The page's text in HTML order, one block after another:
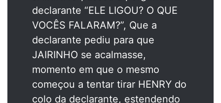
declarante “ELE LIGOU? O QUE
VOCÊS FALARAM?”, Que a
declarante pediu para que
JAIRINHO se acalmasse,
momento em que o mesmo
começou a tentar tirar HENRY do
colo da declarante, estendendo